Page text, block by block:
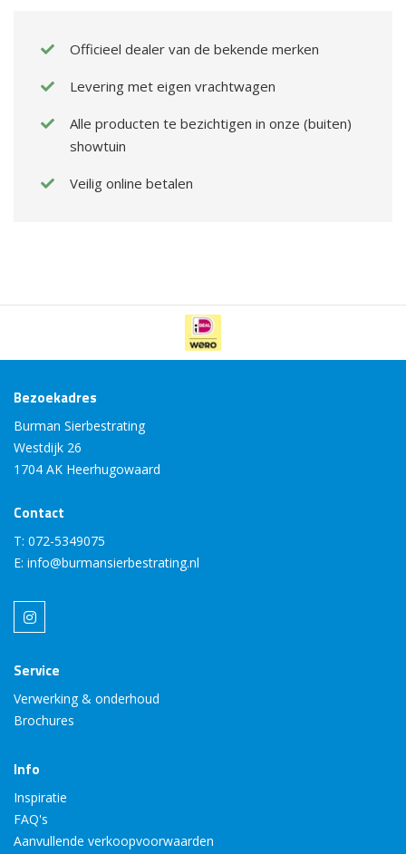
Officieel dealer van de bekende merken
Levering met eigen vrachtwagen
Alle producten te bezichtigen in onze (buiten)
showtuin
Veilig online betalen
Bezoekadres
Burman Sierbestrating
Westdijk 26
1704 AK Heerhugowaard
Contact
T: 072-5349075
E: info@burmansierbestrating.nl
Service
Verwerking & onderhoud
Brochures
Info
Inspiratie
FAQ's
Aanvullende verkoopvoorwaarden